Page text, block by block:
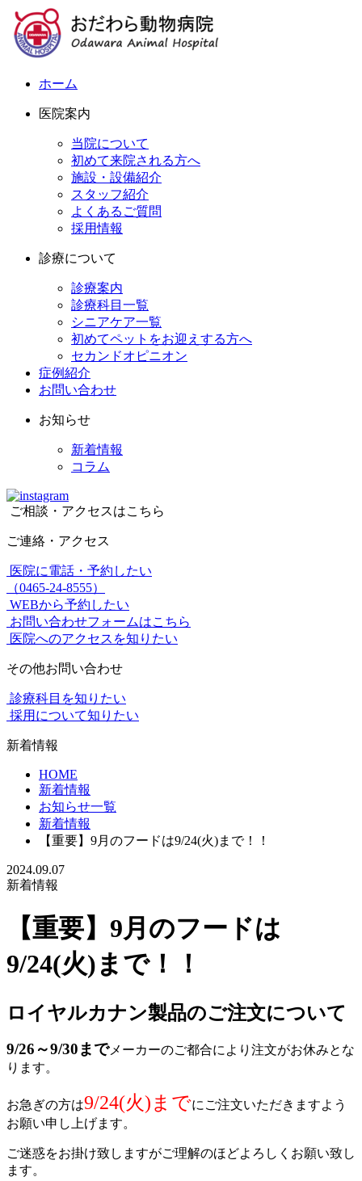
ホーム
医院案内
当院について
初めて来院される方へ
施設・設備紹介
スタッフ紹介
よくあるご質問
採用情報
診療について
診療案内
診療科目一覧
シニアケア一覧
初めてペットをお迎えする方へ
セカンドオピニオン
症例紹介
お問い合わせ
お知らせ
新着情報
コラム
ご相談・アクセスはこちら
ご連絡・アクセス
医院に電話・予約したい
（0465-24-8555）
WEBから予約したい
お問い合わせフォームはこちら
医院へのアクセスを知りたい
その他お問い合わせ
診療科目を知りたい
採用について知りたい
新着情報
HOME
新着情報
お知らせ一覧
新着情報
【重要】9月のフードは9/24(火)まで！！
2024.09.07
新着情報
【重要】9月のフードは
9/24(火)まで！！
ロイヤルカナン製品のご注文について
9/26～9/30までメーカーのご都合により注文がお休みとな
ります。
お急ぎの方は9/24(火)までにご注文いただきますよう
お願い申し上げます。
ご迷惑をお掛け致しますがご理解のほどよろしくお願い致し
ます。